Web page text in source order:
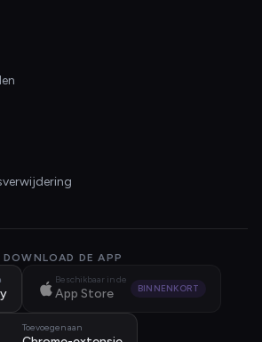
DOWNLOAD DE APP
Beschikbaar in de
App Store BINNENKORT
Toevoegen aan